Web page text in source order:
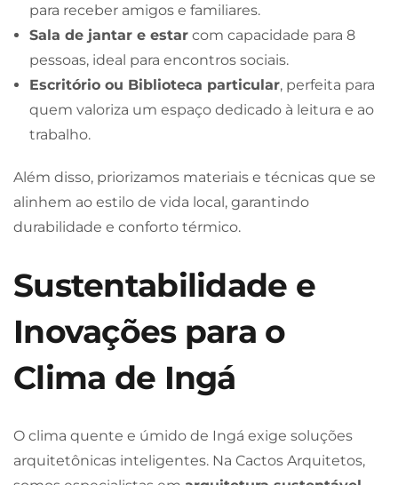
para receber amigos e familiares.
Sala de jantar e estar com capacidade para 8
pessoas, ideal para encontros sociais.
Escritório ou Biblioteca particular, perfeita para
quem valoriza um espaço dedicado à leitura e ao
trabalho.
Além disso, priorizamos materiais e técnicas que se
alinhem ao estilo de vida local, garantindo
durabilidade e conforto térmico.
Sustentabilidade e
Inovações para o
Clima de Ingá
O clima quente e úmido de Ingá exige soluções
arquitetônicas inteligentes. Na Cactos Arquitetos,